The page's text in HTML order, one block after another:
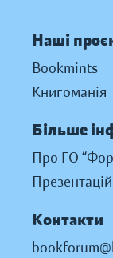
Наші
Bookmints
Книгоманія
Більше
Про ГО
Контакти